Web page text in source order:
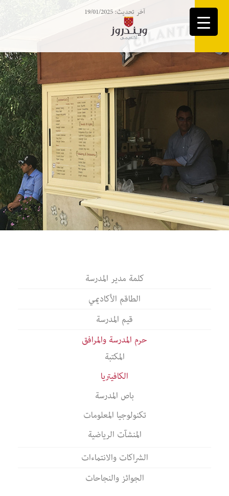
آخر تحديث: 19/01/2025
كلمة مدير المدرسة
الطاقم الأكاديمي
قيم المدرسة
حرم المدرسة والمرافق
المكتبة
الكافيتريا
باص المدرسة
تكنولوجيا المعلومات
المنشآت الرياضية
الشراكات والانتماءات
الجوائز والنجاحات